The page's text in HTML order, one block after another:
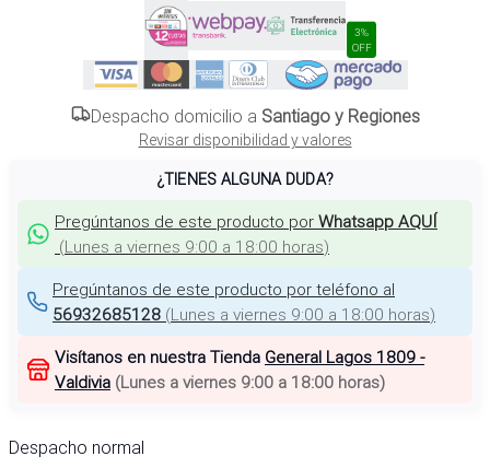
3%
OFF
Despacho domicilio a Santiago y Regiones
Revisar disponibilidad y valores
¿TIENES ALGUNA DUDA?
Pregúntanos de este producto por Whatsapp AQUÍ
(Lunes a viernes 9:00 a 18:00 horas)
Pregúntanos de este producto por teléfono al
56932685128 (Lunes a viernes 9:00 a 18:00 horas)
Visítanos en nuestra Tienda General Lagos 1809 -
Valdivia (Lunes a viernes 9:00 a 18:00 horas)
Despacho normal